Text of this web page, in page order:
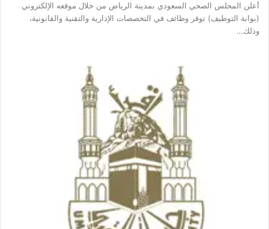
أعلن المجلس الصحي السعودي بمدينة الرياض من خلال موقعه الإلكتروني
(بوابة التوظيف) توفر وظائف في التخصصات الإدارية والتقنية والقانونية،
وذلك…